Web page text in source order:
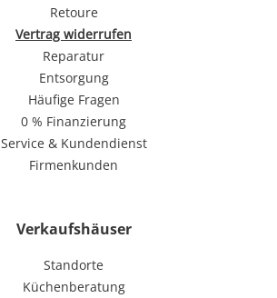
Retoure
Vertrag widerrufen
Reparatur
Entsorgung
Häufige Fragen
0 % Finanzierung
Service & Kundendienst
Firmenkunden
Verkaufshäuser
Standorte
Küchenberatung